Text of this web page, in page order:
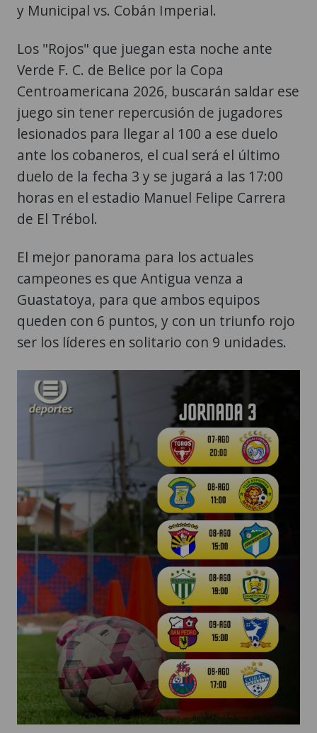
y Municipal vs. Cobán Imperial.
Los "Rojos" que juegan esta noche ante
Verde F. C. de Belice por la Copa
Centroamericana 2026, buscarán saldar ese
juego sin tener repercusión de jugadores
lesionados para llegar al 100 a ese duelo
ante los cobaneros, el cual será el último
duelo de la fecha 3 y se jugará a las 17:00
horas en el estadio Manuel Felipe Carrera
de El Trébol.
El mejor panorama para los actuales
campeones es que Antigua venza a
Guastatoya, para que ambos equipos
queden con 6 puntos, y con un triunfo rojo
ser los líderes en solitario con 9 unidades.